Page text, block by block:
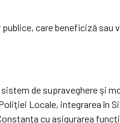
care beneficiză sau
de supraveghere şi
Locale, integrarea în
cu asigurarea